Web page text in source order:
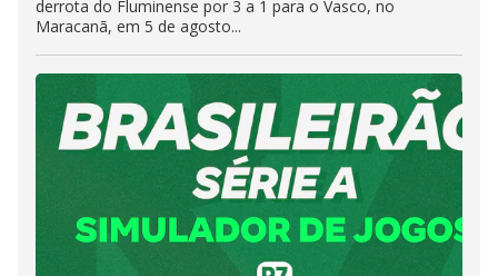
derrota do Fluminense por 3 a 1 para o Vasco, no
Maracanã, em 5 de agosto...